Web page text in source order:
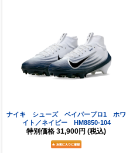
ナイキ シューズ ベイパープロ1 ホワ
イト／ネイビー HM8850-104
特別価格 31,900円 (税込)